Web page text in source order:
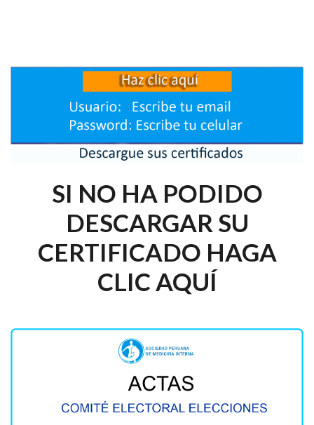
SI NO HA PODIDO
DESCARGAR SU
CERTIFICADO HAGA
CLIC AQUÍ